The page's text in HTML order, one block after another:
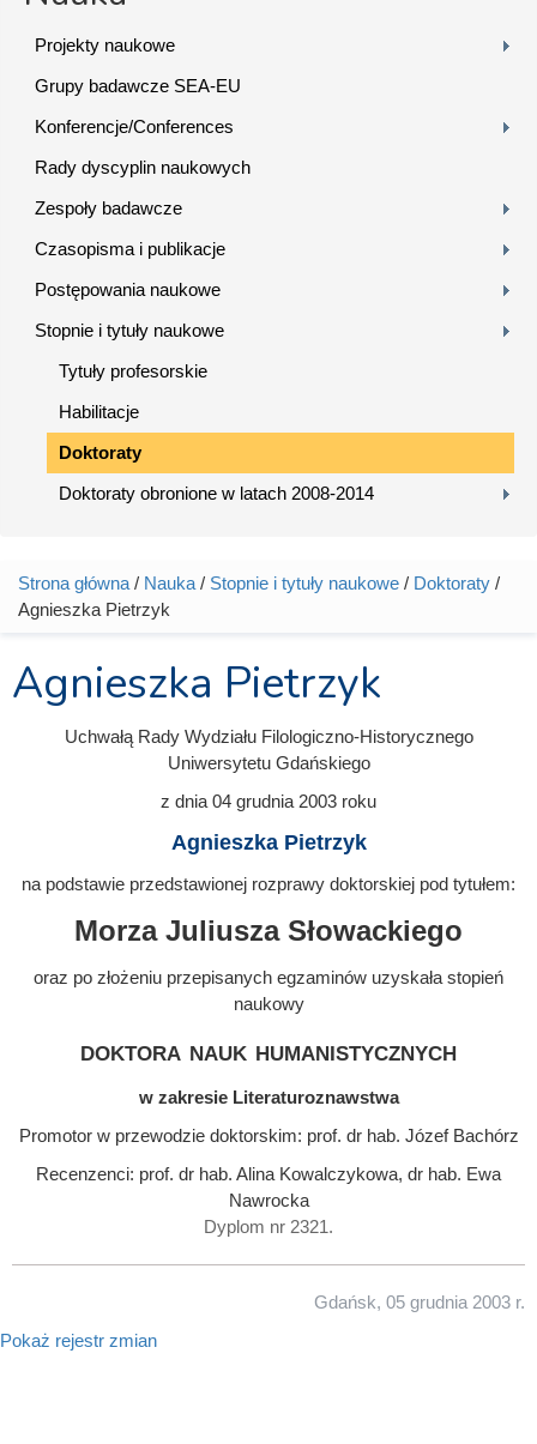
Projekty naukowe
Grupy badawcze SEA-EU
Konferencje/Conferences
Rady dyscyplin naukowych
Zespoły badawcze
Czasopisma i publikacje
Postępowania naukowe
Stopnie i tytuły naukowe
Tytuły profesorskie
Habilitacje
Doktoraty
Doktoraty obronione w latach 2008-2014
Jesteś tutaj
Strona główna / Nauka / Stopnie i tytuły naukowe / Doktoraty /
Agnieszka Pietrzyk
Agnieszka Pietrzyk
Uchwałą Rady Wydziału Filologiczno-Historycznego
Uniwersytetu Gdańskiego
z dnia 04 grudnia 2003 roku
Agnieszka Pietrzyk
na podstawie przedstawionej rozprawy doktorskiej pod tytułem:
Morza Juliusza Słowackiego
oraz po złożeniu przepisanych egzaminów uzyskała stopień
naukowy
doktora nauk humanistycznych
w zakresie Literaturoznawstwa
Promotor w przewodzie doktorskim: prof. dr hab. Józef Bachórz
Recenzenci: prof. dr hab. Alina Kowalczykowa, dr hab. Ewa
Nawrocka
Dyplom nr 2321.
Gdańsk, 05 grudnia 2003 r.
Pokaż rejestr zmian